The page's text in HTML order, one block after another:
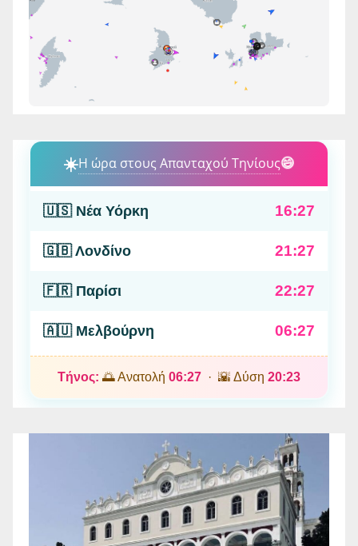
☀️Η ώρα στους Απανταχού Τηνίους😄
🇺🇸 Νέα Υόρκη 16:27
🇬🇧 Λονδίνο 21:27
🇫🇷 Παρίσι 22:27
🇦🇺 Μελβούρνη 06:27
Τήνος: 🌅 Ανατολή 06:27 · 🌇 Δύση 20:23